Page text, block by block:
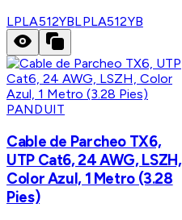
LPLA512YBLPLA512YB
PANDUIT
Cable de Parcheo TX6,
UTP Cat6, 24 AWG, LSZH,
Color Azul, 1 Metro (3.28
Pies)